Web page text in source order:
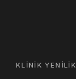
KLINIK YENILIK